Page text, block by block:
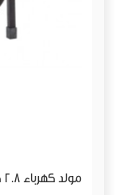
مولد كهرباء 2.8 كيلوواط Fireman